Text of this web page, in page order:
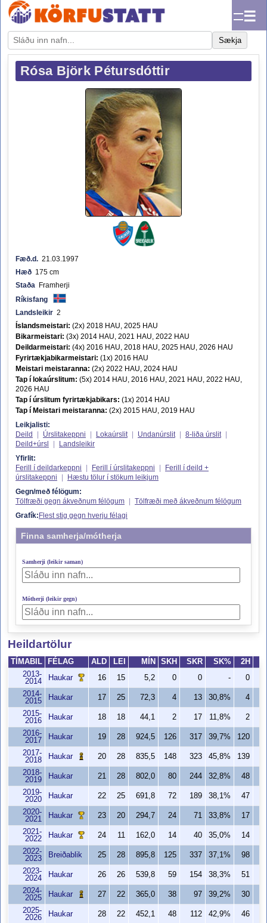
☰
Sækja
Rósa Björk Pétursdóttir
Fæð.d. 21.03.1997
Hæð 175 cm
Staða Framherji
Ríkisfang
Landsleikir 2
Íslandsmeistari: (2x) 2018 HAU, 2025 HAU
Bikarmeistari: (3x) 2014 HAU, 2021 HAU, 2022 HAU
Deildarmeistari: (4x) 2016 HAU, 2018 HAU, 2025 HAU, 2026 HAU
Fyrirtækjabikarmeistari: (1x) 2016 HAU
Meistari meistaranna: (2x) 2022 HAU, 2024 HAU
Tap í lokaúrslitum: (5x) 2014 HAU, 2016 HAU, 2021 HAU, 2022 HAU,
2026 HAU
Tap í úrslitum fyrirtækjabikars: (1x) 2014 HAU
Tap í Meistari meistaranna: (2x) 2015 HAU, 2019 HAU
Leikjalisti:
Deild
Úrslitakeppni Lokaúrslit Undanúrslit 8-liða úrslit
Deild+úrsl
Landsleikir
Yfirlit:
Ferill í deildarkeppni
Ferill í úrslitakeppni
Ferill í deild +
úrslitakeppni
Hæstu tölur í stökum leikjum
Gegn/með félögum:
Tölfræði gegn ákveðnum félögum
Tölfræði með ákveðnum félögum
Grafík: Flest stig gegn hverju félagi
Finna samherja/mótherja
Samherji (leikir saman)
Mótherji (leikir gegn)
Heildartölur
TÍMABIL FÉLAG ALD LEI MÍN SKH SKR SK% 2H
2013-
2014
Haukar 16 15 5,2 0 0 -
0
2014-
2015
Haukar 17 25 72,3 4 13 30,8%
4
2015-
2016
Haukar 18 18 44,1 2 17 11,8%
2
2016-
2017
Haukar 19 28 924,5 126 317 39,7% 120
2017-
2018
Haukar 20 28 835,5 148 323 45,8% 139
2018-
2019
Haukar 21 28 802,0 80 244 32,8% 48
2019-
2020
Haukar 22 25 691,8 72 189 38,1% 47
2020-
2021
Haukar 23 20 294,7 24 71 33,8%
17
2021-
2022
Haukar 24 11 162,0 14 40 35,0%
14
2022-
2023
Breiðablik 25 28 895,8 125 337 37,1% 98
2023-
2024
Haukar 26 26 539,8 59 154 38,3% 51
2024-
2025
Haukar 27 22 365,0 38 97 39,2%
30
2025-
2026
Haukar 28 22 452,1 48 112 42,9% 46